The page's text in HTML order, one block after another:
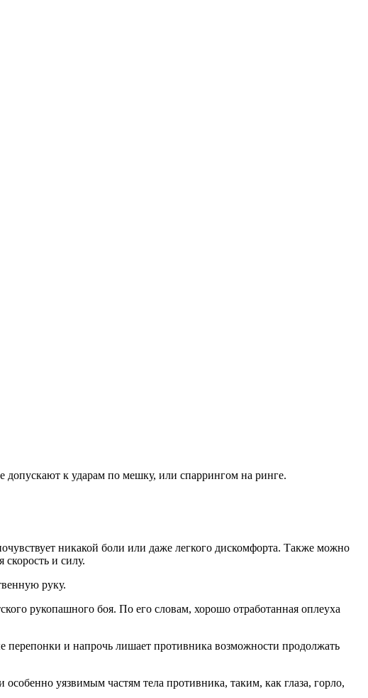
допускают к ударам по мешку, или спаррингом на ринге.
никакой боли или даже легкого дискомфорта. Также можно
и силу.
руку.
рукопашного боя. По его словам, хорошо отработанная оплеуха
перепонки и напрочь лишает противника возможности продолжать
уязвимым частям тела противника, таким, как глаза, горло,